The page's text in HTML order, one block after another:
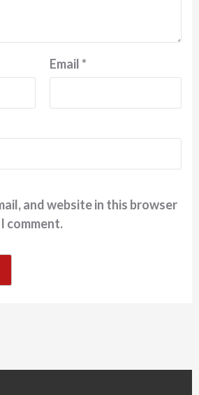
Email*
and website in this browser
comment.